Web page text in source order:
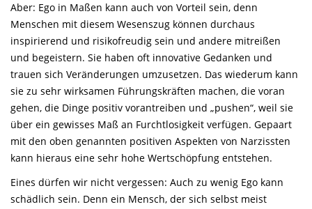
Aber: Ego in Maßen kann auch von Vorteil sein, denn
Menschen mit diesem Wesenszug können durchaus
inspirierend und risikofreudig sein und andere mitreißen
und begeistern. Sie haben oft innovative Gedanken und
trauen sich Veränderungen umzusetzen. Das wiederum kann
sie zu sehr wirksamen Führungskräften machen, die voran
gehen, die Dinge positiv vorantreiben und „pushen“, weil sie
über ein gewisses Maß an Furchtlosigkeit verfügen. Gepaart
mit den oben genannten positiven Aspekten von Narzissten
kann hieraus eine sehr hohe Wertschöpfung entstehen.
Eines dürfen wir nicht vergessen: Auch zu wenig Ego kann
schädlich sein. Denn ein Mensch, der sich selbst meist